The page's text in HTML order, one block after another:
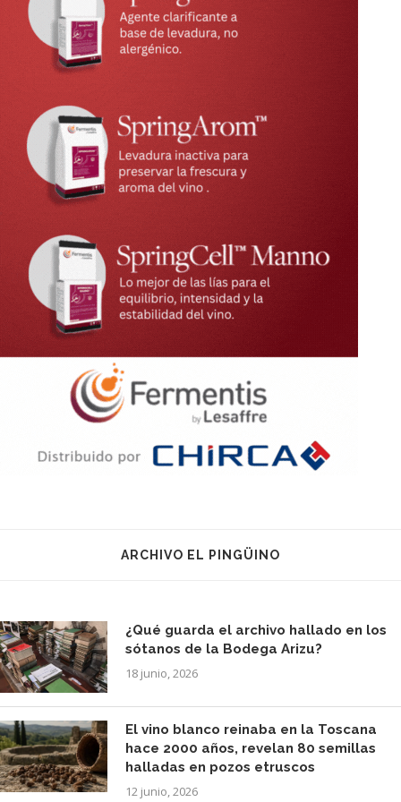
ARCHIVO EL PINGÜINO
¿Qué guarda el archivo hallado en los
sótanos de la Bodega Arizu?
18 junio, 2026
El vino blanco reinaba en la Toscana
hace 2000 años, revelan 80 semillas
halladas en pozos etruscos
12 junio, 2026